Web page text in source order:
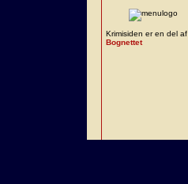
Krimisiden er en del af
Bognettet